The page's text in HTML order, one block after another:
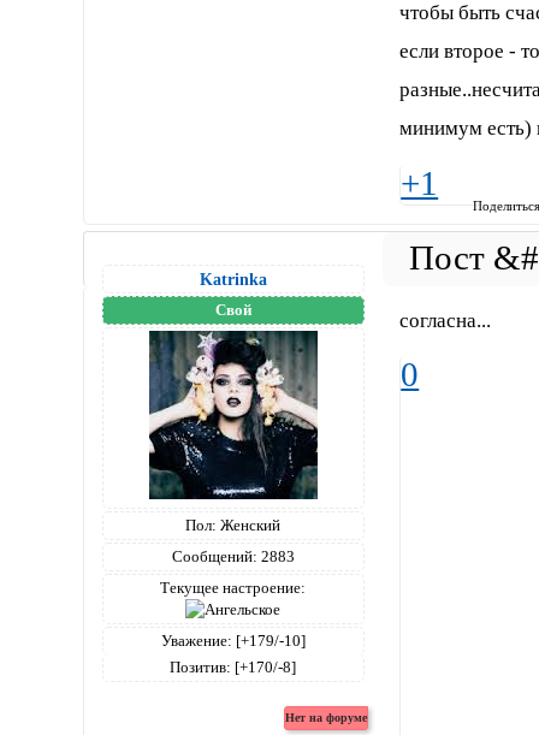
чтобы быть
если второе -
минимум есть)
+1
Katrinka
Свой
Пол: Женский
Сообщений: 2883
Текущее настроение:
Уважение: [+179/-10]
Позитив: [+170/-8]
согласна...
0